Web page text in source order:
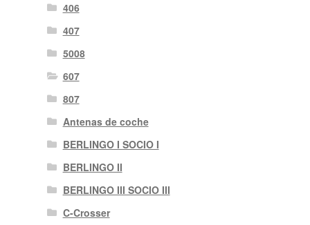
406
407
5008
607
807
Antenas de coche
BERLINGO I SOCIO I
BERLINGO II
BERLINGO III SOCIO III
C-Crosser